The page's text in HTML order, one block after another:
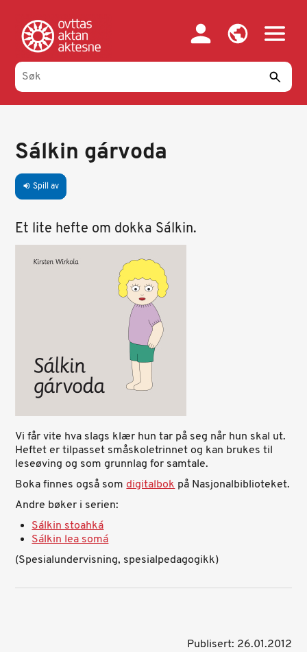
hovedinnhold
Sálkin gárvoda
volume_up Spill av
Et lite hefte om dokka Sálkin.
Vi får vite hva slags klær hun tar på seg når hun skal ut.
Heftet er tilpasset småskoletrinnet og kan brukes til
leseøving og som grunnlag for samtale.
Boka finnes også somdigitalbokpå Nasjonalbiblioteket.
Andre bøker i serien:
Sálkin stoahká
Sálkin lea somá
(Spesialundervisning, spesialpedagogikk)
Publisert: 26.01.2012